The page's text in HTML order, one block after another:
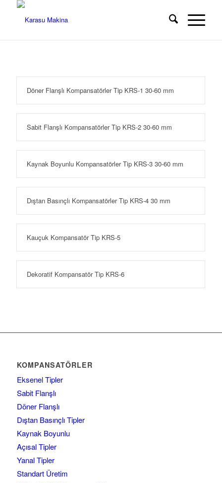
Döner Flanşlı Kompansatörler Tip KRS-1 30-60 mm
Sabit Flanşlı Kompansatörler Tip KRS-2 30-60 mm
Kaynak Boyunlu Kompansatörler Tip KRS-3 30-60 mm
Dıştan Basınçlı Kompansatörler Tip KRS-4 30 mm
Kauçuk Kompansatör Tip KRS-5
Dekoratif Kompansatör Tip KRS-6
KOMPANSATÖRLER
Eksenel Tipler
Sabit Flanşlı
Döner Flanşlı
Dıştan Basınçlı Tipler
Kaynak Boyunlu
Açısal Tipler
Yanal Tipler
Standart Üretim